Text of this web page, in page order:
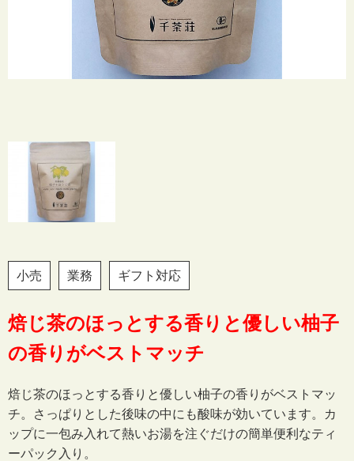
小売 業務 ギフト対応
焙じ茶のほっとする香りと優しい柚子
の香りがベストマッチ
焙じ茶のほっとする香りと優しい柚子の香りがベストマッ
チ。さっぱりとした後味の中にも酸味が効いています。カ
ップに一包み入れて熱いお湯を注ぐだけの簡単便利なティ
ーパック入り。